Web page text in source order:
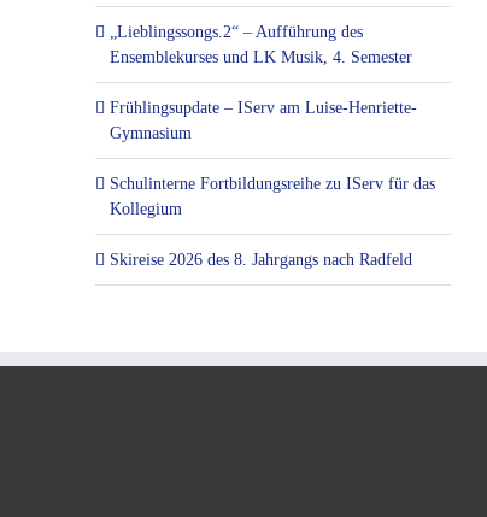
„Lieblingssongs.2“ – Aufführung des
Ensemblekurses und LK Musik, 4. Semester
Frühlingsupdate – IServ am Luise-Henriette-
Gymnasium
Schulinterne Fortbildungsreihe zu IServ für das
Kollegium
Skireise 2026 des 8. Jahrgangs nach Radfeld